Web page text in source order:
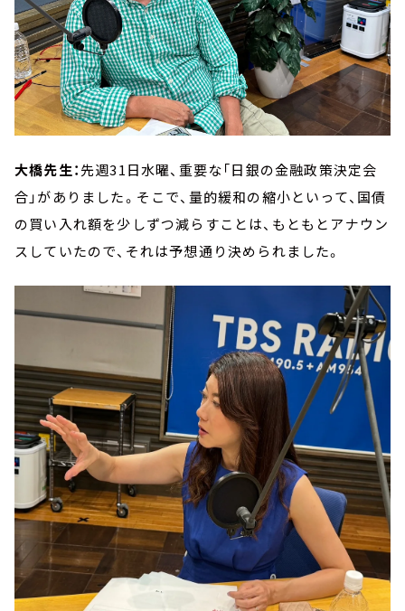
大橋先生：先週31日水曜、重要な「日銀の金融政策決定会
合」がありました。そこで、量的緩和の縮小といって、国債
の買い入れ額を少しずつ減らすことは、もともとアナウン
スしていたので、それは予想通り決められました。